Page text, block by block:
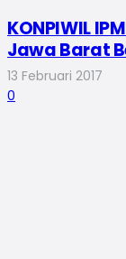
KONPIWIL
Jawa Barat
13 Februari 2017
0